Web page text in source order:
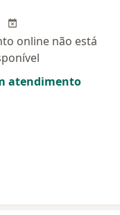
online não está
atendimento